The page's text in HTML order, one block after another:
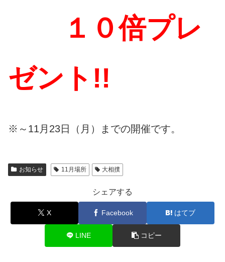
１０倍プレ
ゼント!!
※～11月23日（月）までの開催です。
お知らせ 11月場所 大相撲
シェアする
X Facebook はてブ
LINE コピー